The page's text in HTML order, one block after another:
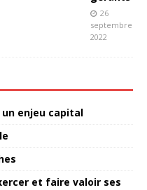
26
septembre
2022
un enjeu capital
et faire valoir ses